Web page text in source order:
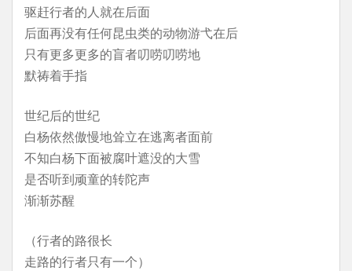
驱赶行者的人就在后面
后面再没有任何昆虫类的动物游弋在后
只有更多更多的盲者叨唠叨唠地
默祷着手指
世纪后的世纪
白杨依然傲慢地耸立在逃离者面前
不知白杨下面被腐叶遮没的大雪
是否听到顽童的转陀声
渐渐苏醒
（行者的路很长
走路的行者只有一个）